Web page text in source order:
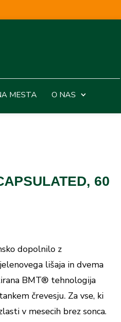
MESTA O NAS
60
dopolnilo z
lišaja in dvema
BMT® tehnologija
črevesju. Za vse, ki
v mesecih brez sonca.